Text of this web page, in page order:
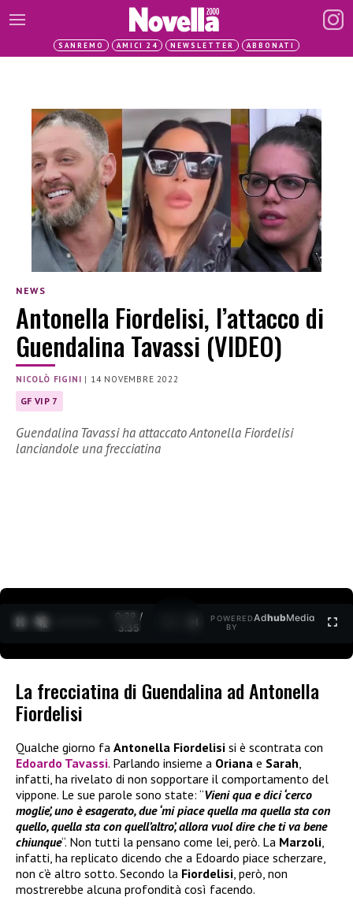
SANREMO AMICI 24 NEWSLETTER ABBONATI
NEWS
Antonella Fiordelisi, l’attacco di
Guendalina Tavassi (VIDEO)
NICOLÒ FIGINI | 14 NOVEMBRE 2022
GF VIP 7
Guendalina Tavassi ha attaccato Antonella Fiordelisi
lanciandole una frecciatina
0:30 /
3:35
POWERED
BY
AdhubMedia
La frecciatina di Guendalina ad Antonella
Fiordelisi
Qualche giorno fa Antonella Fiordelisi si è scontrata con
Edoardo Tavassi. Parlando insieme a Oriana e Sarah,
infatti, ha rivelato di non sopportare il comportamento del
vippone. Le sue parole sono state: “Vieni qua e dici ‘cerco
moglie’, uno è esagerato, due ‘mi piace quella ma quella sta con
quello, quella sta con quell’altro’, allora vuol dire che ti va bene
chiunque“. Non tutti la pensano come lei, però. La Marzoli,
infatti, ha replicato dicendo che a Edoardo piace scherzare,
non c’è altro sotto. Secondo la Fiordelisi, però, non
mostrerebbe alcuna profondità così facendo.